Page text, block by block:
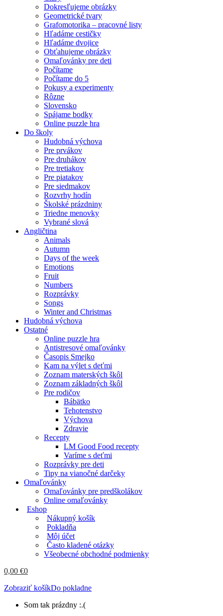
Dokresľujeme obrázky
Geometrické tvary
Grafomotorika – pracovné listy
Hľadáme cestičky
Hľadáme dvojice
Obťahujeme obrázky
Omaľovánky pre deti
Počítame
Počítame do 5
Pokusy a experimenty
Rôzne
Slovensko
Spájame bodky
Online puzzle hra
Do školy
Hudobná výchova
Pre prvákov
Pre druhákov
Pre tretiakov
Pre piatakov
Pre siedmakov
Rozvrhy hodín
Školské prázdniny
Triedne menovky
Vybrané slová
Angličtina
Animals
Autumn
Days of the week
Emotions
Fruit
Numbers
Rozprávky
Songs
Winter and Christmas
Hudobná výchova
Ostatné
Online puzzle hra
Antistresové omaľovánky
Časopis Smejko
Kam na výlet s deťmi
Zoznam materských škôl
Zoznam základných škôl
Pre rodičov
Bábätko
Tehotenstvo
Výchova
Zdravie
Recepty
LM Good Food recepty
Varíme s deťmi
Rozprávky pre deti
Tipy na vianočné darčeky
Omaľovánky
Omaľovánky pre predškolákov
Online omaľovánky
Eshop
Nákupný košík
Pokladňa
Môj účet
Často kladené otázky
Všeobecné obchodné podmienky
0,00 €0
Zobraziť košíkDo pokladne
Som tak prázdny :.(